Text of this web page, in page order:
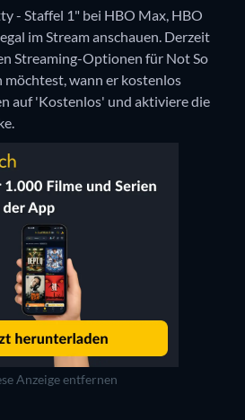
- Staffel 1" bei HBO Max, HBO
im Stream anschauen. Derzeit
Streaming-Optionen für Not So
möchtest, wann er kostenlos
auf 'Kostenlos' und aktiviere die
Anzeige entfernen